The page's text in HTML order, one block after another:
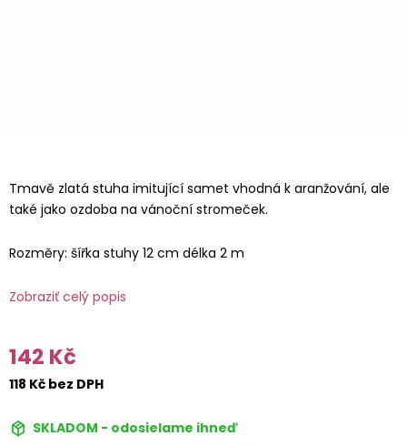
Tmavě zlatá stuha imitující samet vhodná k aranžování, ale
také jako ozdoba na vánoční stromeček.
Rozměry: šířka stuhy 12 cm délka 2 m
Zobraziť celý popis
142 Kč
118 Kč bez DPH
SKLADOM - odosielame ihneď